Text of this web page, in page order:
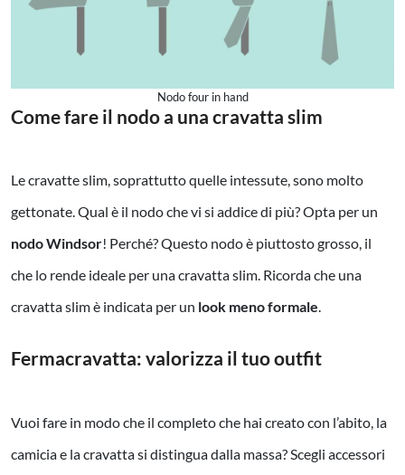
Nodo four in hand
Come fare il nodo a una cravatta slim
Le cravatte slim, soprattutto quelle intessute, sono molto
gettonate. Qual è il nodo che vi si addice di più? Opta per un
nodo Windsor! Perché? Questo nodo è piuttosto grosso, il
che lo rende ideale per una cravatta slim. Ricorda che una
cravatta slim è indicata per un look meno formale.
Fermacravatta: valorizza il tuo outfit
Vuoi fare in modo che il completo che hai creato con l’abito, la
camicia e la cravatta si distingua dalla massa? Scegli accessori